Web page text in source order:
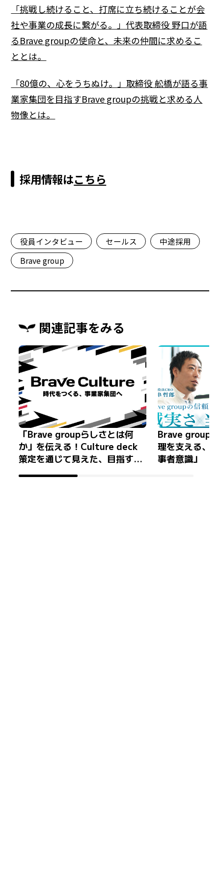
「挑戦し続けること、打席に立ち続けることが会
社や事業の成長に繋がる。」代表取締役 野口が語
るBrave groupの使命と、未来の仲間に求めるこ
ととは。
「80億の、心をうちぬけ。」取締役 舩橋が語る事
業家集団を目指すBrave groupの挑戦と求める人
物像とは。
採用情報はこちら
役員インタビュー セールス
中途採用
Brave group
関連記事をみる
「Brave groupらしさとは何
か」を伝える！Culture deck
策定を通じて見えた、目指すべ
Brave group
理を支える、
事者意識」